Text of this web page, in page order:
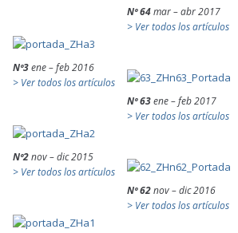
Nº3ene – feb 2016
> Ver todos los artículos
Nº2nov – dic 2015
> Ver todos los artículos
Nº 64mar – abr 2017
> Ver todos los artículos
Nº 63ene – feb 2017
> Ver todos los artículos
Nº 62nov – dic 2016
> Ver todos los artículos